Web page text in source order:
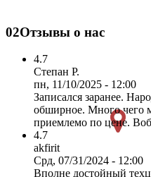
02Отзывы о нас
4.7
Степан Р.
пн, 11/10/2025 - 12:00
Записался заранее.
обширное. Много чего
приемлемо по цене.
4.7
akfirit
Срд, 07/31/2024 - 12:00
Вполне достойный